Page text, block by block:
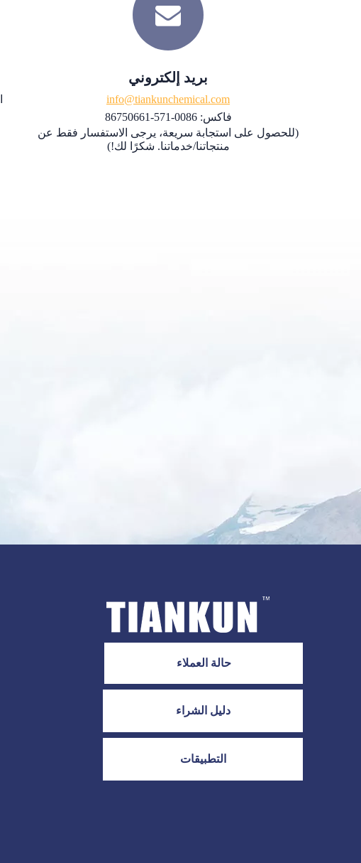
بريد إلكتروني
info@tiankunchemical.com
فاكس: 0086-571-86750661
(للحصول على استجابة سريعة، يرجى الاستفسار فقط عن
منتجاتنا/خدماتنا. شكرًا لك!)
حالة العملاء
دليل الشراء
التطبيقات